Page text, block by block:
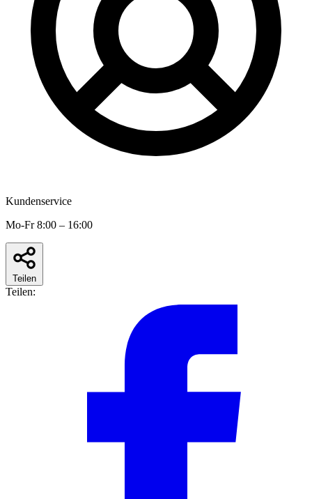
Kundenservice
Mo-Fr 8:00 – 16:00
Teilen
Teilen: